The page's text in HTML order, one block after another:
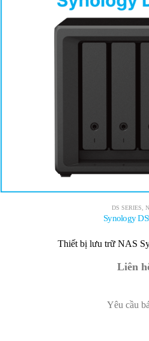
DS SERIES
Synology
Thiết bị lưu trữ NAS
Liên
Yêu cầu